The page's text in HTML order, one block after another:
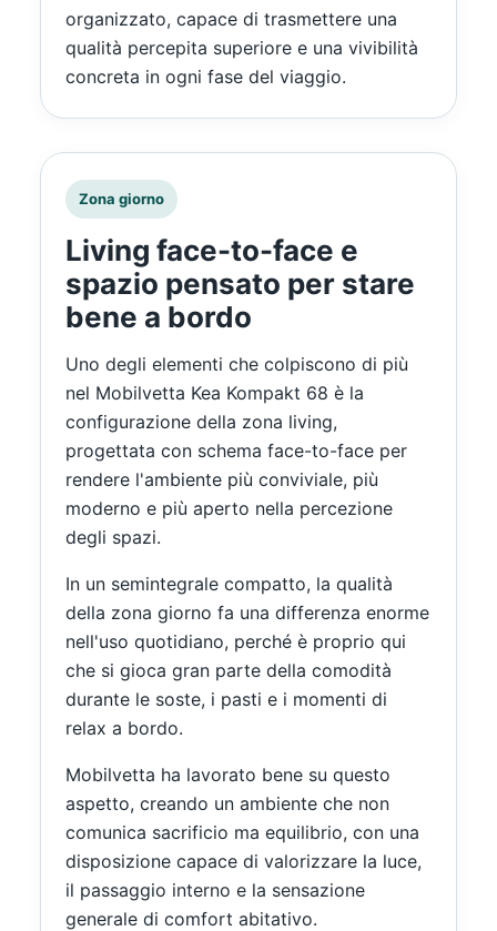
organizzato, capace di trasmettere una
qualità percepita superiore e una vivibilità
concreta in ogni fase del viaggio.
Zona giorno
Living face-to-face e
spazio pensato per stare
bene a bordo
Uno degli elementi che colpiscono di più
nel Mobilvetta Kea Kompakt 68 è la
configurazione della zona living,
progettata con schema face-to-face per
rendere l'ambiente più conviviale, più
moderno e più aperto nella percezione
degli spazi.
In un semintegrale compatto, la qualità
della zona giorno fa una differenza enorme
nell'uso quotidiano, perché è proprio qui
che si gioca gran parte della comodità
durante le soste, i pasti e i momenti di
relax a bordo.
Mobilvetta ha lavorato bene su questo
aspetto, creando un ambiente che non
comunica sacrificio ma equilibrio, con una
disposizione capace di valorizzare la luce,
il passaggio interno e la sensazione
generale di comfort abitativo.